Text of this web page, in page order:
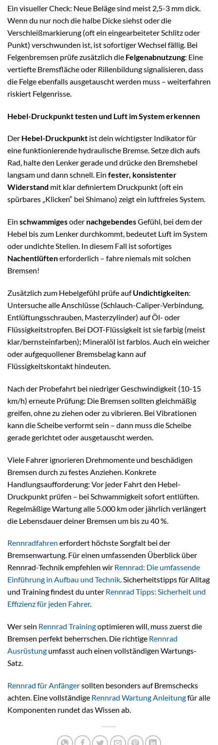
Ein visueller Check: Neue Beläge sind meist 2,5-3 mm dick.
Wenn du nur noch die halbe Dicke siehst oder die
Verschleißmarkierung (oft ein eingearbeiteter Schlitz oder
Punkt) verschwunden ist, ist sofortiger Wechsel fällig. Bei
Felgenbremsen prüfe zusätzlich die Felgenabnutzung: Eine
vertiefte Bremsfläche oder Rillenbildung signalisieren, dass
die Felge ebenfalls ausgetauscht werden muss – weiterfahren
riskiert Felgenrisse.
Hebel-Druckpunkt testen und Luft im System erkennen
Der Hebel-Druckpunkt ist dein wichtigster Indikator für
eine funktionierende hydraulische Bremse. Setze dich aufs
Rad, halte den Lenker gerade und drücke den Bremshebel
langsam und dann schnell. Ein fester, konsistenter
Widerstand mit klar definiertem Druckpunkt (oft ein
spürbares „Klicken“ bei Shimano) zeigt ein luftfreies System.
Ein schwammigesoder nachgebendesGefühl, bei dem der
Hebel bis zum Lenker durchkommt, bedeutet Luft im System
oder undichte Stellen. In diesem Fall ist sofortiges
Nachentlüftenerforderlich – fahre niemals mit solchen
Bremsen!
Zusätzlich zum Hebelgefühl prüfe aufUndichtigkeiten:
Untersuche alle Anschlüsse (Schlauch-Caliper-Verbindung,
Entlüftungsschrauben, Masterzylinder) auf Öl- oder
Flüssigkeitstropfen. Bei DOT-Flüssigkeit ist sie farbig (meist
klar/bernsteinfarben); Mineralöl ist farblos. Auch ein weicher
oder aufgequollener Bremsbelag kann auf
Flüssigkeitskontakt hindeuten.
Nach der Probefahrt bei niedriger Geschwindigkeit (10-15
km/h) erneute Prüfung: Die Bremsen sollten gleichmäßig
greifen, ohne zu ziehen oder zu vibrieren. Bei Vibrationen
kann die Scheibe verformt sein – dann muss die Scheibe
gerade gerichtet oder ausgetauscht werden.
Viele Fahrer ignorieren Drehmomente und beschädigen
Bremsen durch zu festes Anziehen. Konkrete
Handlungsaufforderung: Vor jeder Fahrt den Hebel-
Druckpunkt prüfen – bei Schwammigkeit sofort entlüften.
Regelmäßige Wartung alle 5.000 km oder jährlich verlängert
die Lebensdauer deiner Bremsen um bis zu 40 %.
Rennradfahren erfordert höchste Sorgfalt bei der
Bremsenwartung. Für einen umfassenden Überblick über
Rennrad-Technik empfehlen wir Rennrad: Die umfassende
Einführung in Aufbau und Technik. Sicherheitstipps für Alltag
und Training findest du unter Rennrad Tipps: Sicherheit und
Effizienz für jeden Fahrer.
Wer sein Rennrad Trainingoptimieren will, muss zuerst die
Bremsen perfekt beherrschen. Die richtige Rennrad
Ausrüstung umfasst auch einen vollständigen Wartungs-
Satz.
Rennrad für Anfängersollten besonders auf Bremschecks
achten. Eine vollständige Rennrad Wartung Anleitungfür alle
Komponenten rundet das Wissen ab.